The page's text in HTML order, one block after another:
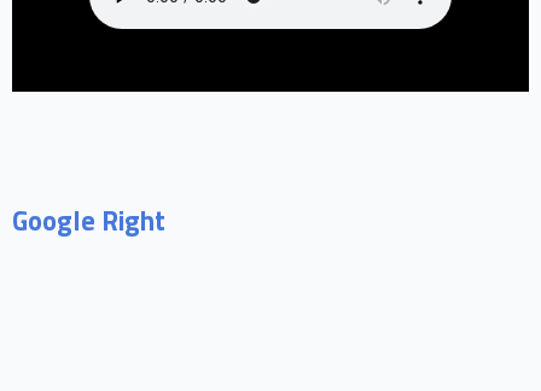
Google Right